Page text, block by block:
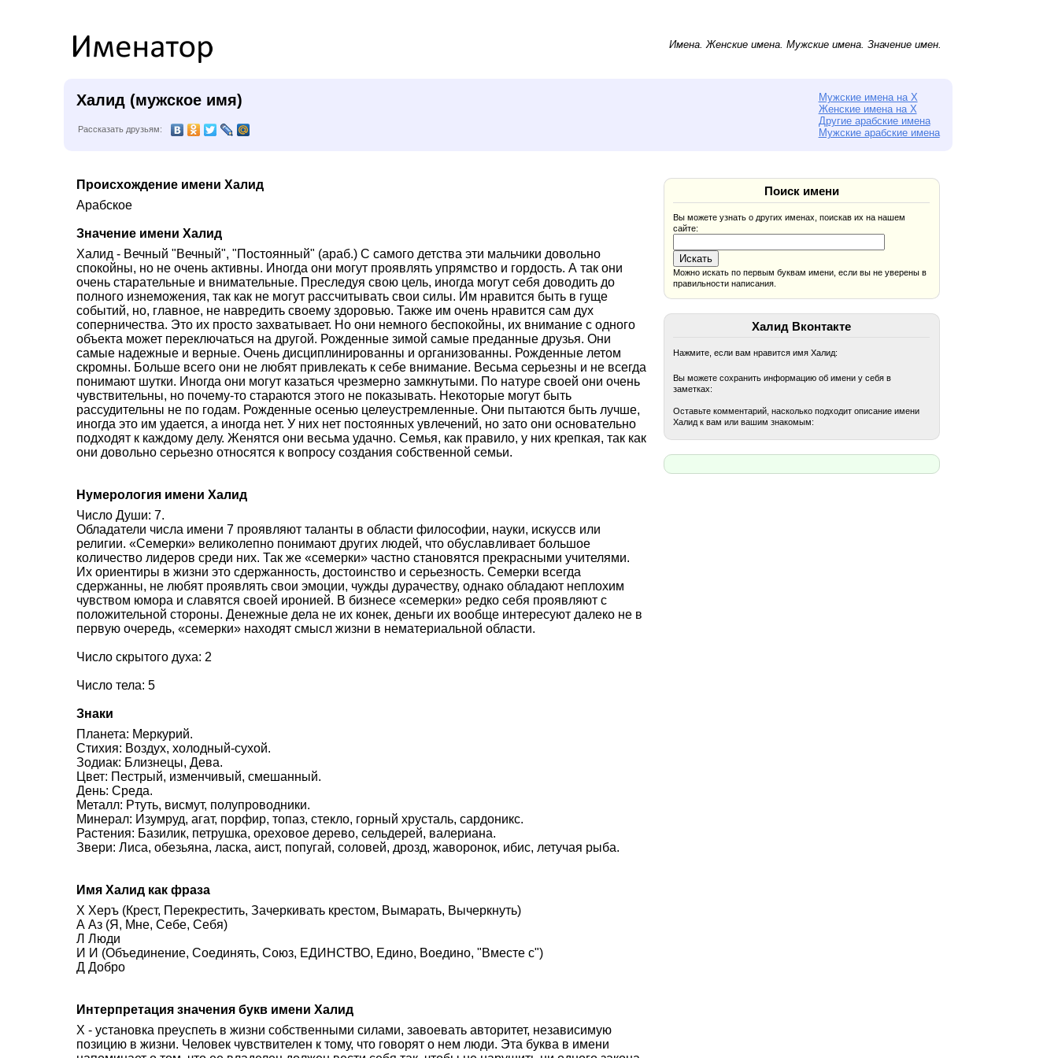
Имена.Женские имена.Мужские имена. Значение имен.
Халид (мужское имя)
Мужские имена на Х
Женские имена на Х
Другие арабские имена
Мужские арабские имена
Рассказать друзьям:
Происхождение имени Халид
Арабское
Значение имени Халид
Халид - Вечный "Вечный", "Постоянный" (араб.) С самого детства эти мальчики довольно
спокойны, но не очень активны. Иногда они могут проявлять упрямство и гордость. А так они
очень старательные и внимательные. Преследуя свою цель, иногда могут себя доводить до
полного изнеможения, так как не могут рассчитывать свои силы. Им нравится быть в гуще
событий, но, главное, не навредить своему здоровью. Также им очень нравится сам дух
соперничества. Это их просто захватывает. Но они немного беспокойны, их внимание с одного
объекта может переключаться на другой. Рожденные зимой самые преданные друзья. Они
самые надежные и верные. Очень дисциплинированны и организованны. Рожденные летом
скромны. Больше всего они не любят привлекать к себе внимание. Весьма серьезны и не всегда
понимают шутки. Иногда они могут казаться чрезмерно замкнутыми. По натуре своей они очень
чувствительны, но почему-то стараются этого не показывать. Некоторые могут быть
рассудительны не по годам. Рожденные осенью целеустремленные. Они пытаются быть лучше,
иногда это им удается, а иногда нет. У них нет постоянных увлечений, но зато они основательно
подходят к каждому делу. Женятся они весьма удачно. Семья, как правило, у них крепкая, так как
они довольно серьезно относятся к вопросу создания собственной семьи.
Нумерология имени Халид
Число Души: 7.
Обладатели числа имени 7 проявляют таланты в области философии, науки, искуссв или
религии. «Семерки» великолепно понимают других людей, что обуславливает большое
количество лидеров среди них. Так же «семерки» частно становятся прекрасными учителями.
Их ориентиры в жизни это сдержанность, достоинство и серьезность. Семерки всегда
сдержанны, не любят проявлять свои эмоции, чужды дурачеству, однако обладают неплохим
чувством юмора и славятся своей иронией. В бизнесе «семерки» редко себя проявляют с
положительной стороны. Денежные дела не их конек, деньги их вообще интересуют далеко не в
первую очередь, «семерки» находят смысл жизни в нематериальной области.
Число скрытого духа: 2
Число тела: 5
Знаки
Планета: Меркурий.
Стихия: Воздух, холодный-сухой.
Зодиак: Близнецы, Дева.
Цвет: Пестрый, изменчивый, смешанный.
День: Среда.
Металл: Ртуть, висмут, полупроводники.
Минерал: Изумруд, агат, порфир, топаз, стекло, горный хрусталь, сардоникс.
Растения: Базилик, петрушка, ореховое дерево, сельдерей, валериана.
Звери: Лиса, обезьяна, ласка, аист, попугай, соловей, дрозд, жаворонок, ибис, летучая рыба.
Имя Халид как фраза
Х Херъ (Крест, Перекрестить, Зачеркивать крестом, Вымарать, Вычеркнуть)
А Аз (Я, Мне, Себе, Себя)
Л Люди
И И (Объединение, Соединять, Союз, ЕДИНСТВО, Едино, Воедино, "Вместе с")
Д Добро
Интерпретация значения букв имени Халид
Х - установка преуспеть в жизни собственными силами, завоевать авторитет, независимую
позицию в жизни. Человек чувствителен к тому, что говорят о нем люди. Эта буква в имени
Поиск имени
Вы можете узнать о других именах, поискав их на нашем
сайте:
Можно искать по первым буквам имени, если вы не уверены в
правильности написания.
Халид Вконтакте
Нажмите, если вам нравится имя Халид:
Вы можете сохранить информацию об имени у себя в
заметках:
Оставьте комментарий, насколько подходит описание имени
Халид к вам или вашим знакомым: